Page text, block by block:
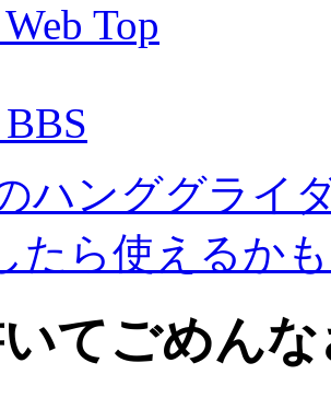
Top
ハンググライ
たら使えるか
てごめん